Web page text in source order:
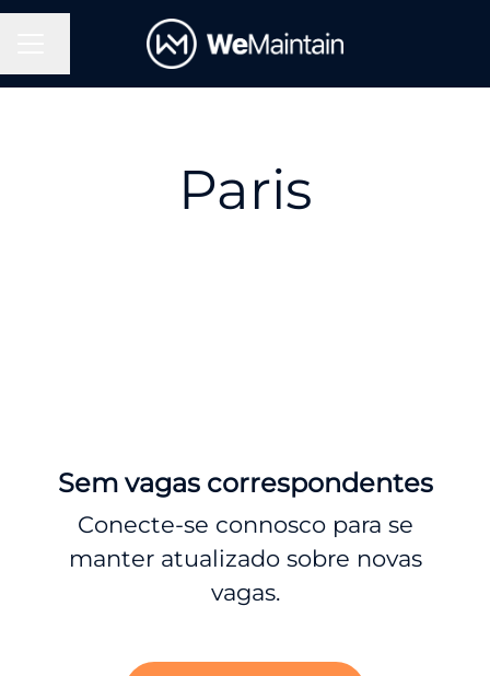
Menu de carreiras
Alterar idioma
Paris
Sem vagas correspondentes
Conecte-se connoscopara se
manter atualizado sobre novas
vagas.